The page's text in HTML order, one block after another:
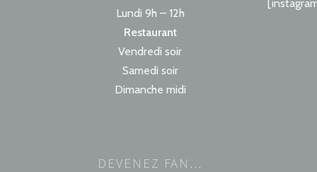
Lundi 9h – 12h
Restaurant
Vendredi soir
Samedi soir
Dimanche midi
DEVENEZ FAN…